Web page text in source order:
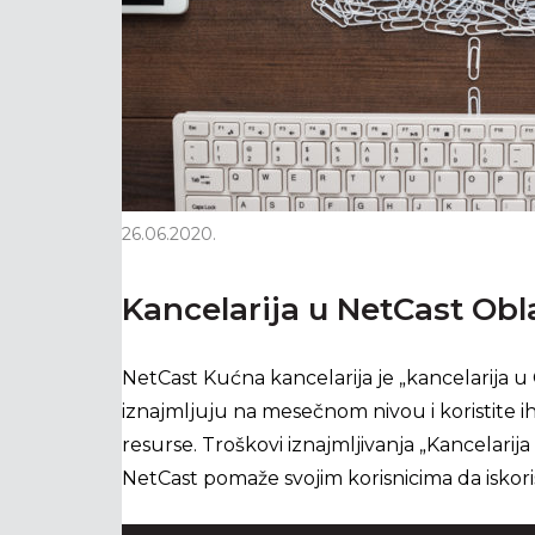
26.06.2020.
Kancelarija u NetCast
NetCast Kućna kancelarija je „kancelarija
iznajmljuju na mesečnom nivou i koristite
resurse. Troškovi iznajmljivanja
NetCast pomaže svojim korisnicima da